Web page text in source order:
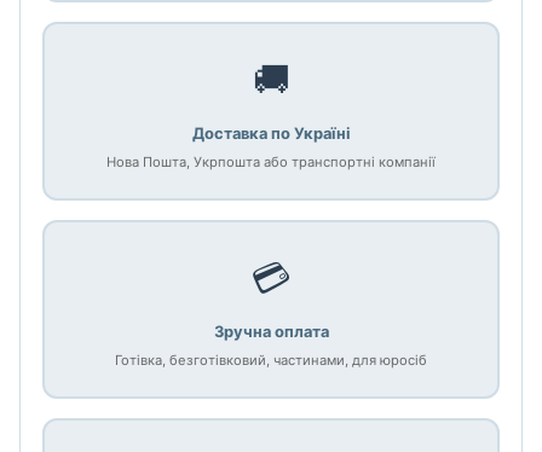
🚚
Доставка по Україні
Нова Пошта, Укрпошта або транспортні компанії
💳
Зручна оплата
Готівка, безготівковий, частинами, для юросіб